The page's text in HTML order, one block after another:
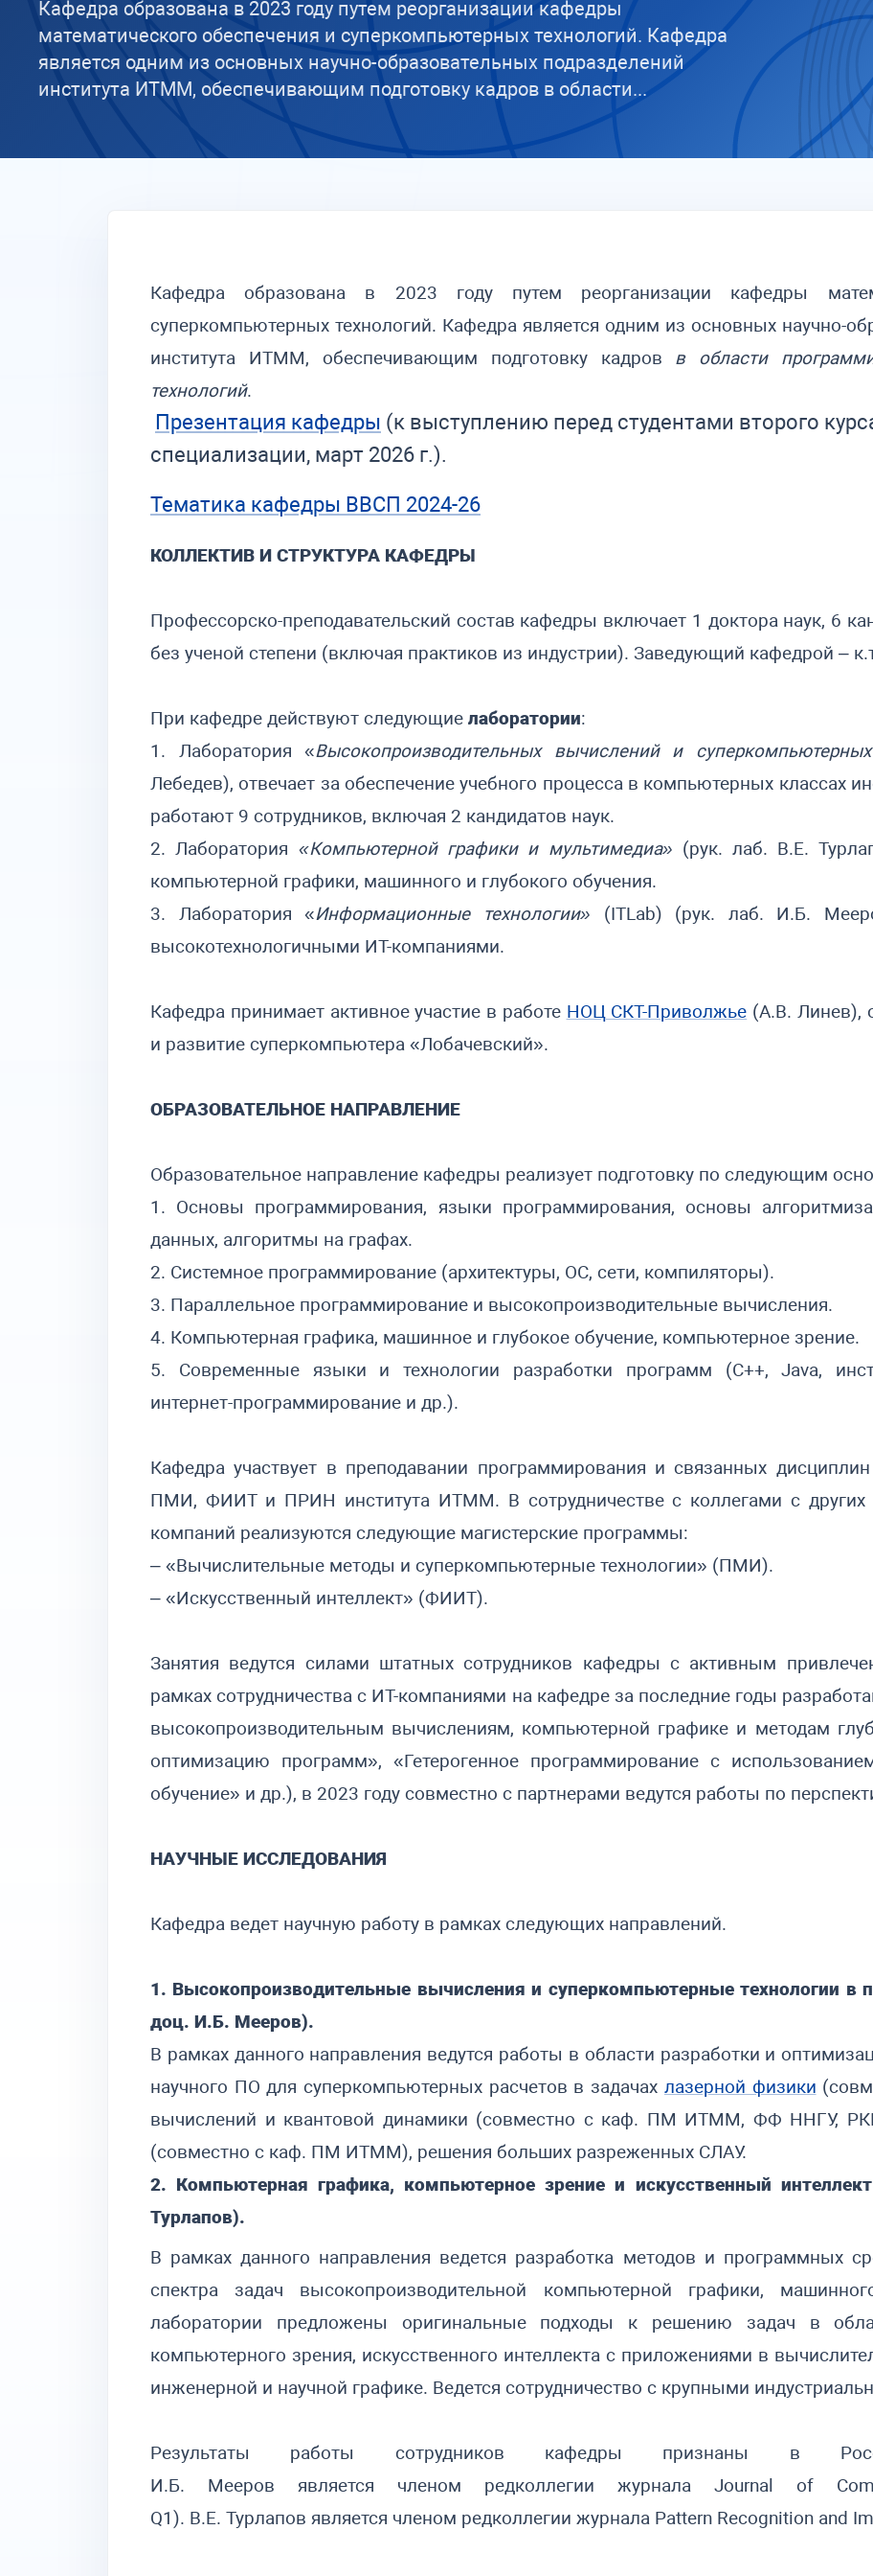
Кафедра образована в 2023 году путем реорганизации кафедры
математического обеспечения и суперкомпьютерных технологий. Кафедра
является одним из основных научно-образовательных подразделений
института ИТММ, обеспечивающим подготовку кадров в области...
Кафедра образована в 2023 году путем реорганизации кафедры
суперкомпьютерных технологий. Кафедра является одним из основных научно-
института ИТММ, обеспечивающим подготовку кадров в области
технологий.
Презентация кафедры (к выступлению перед студентами второго
специализации, март 2026 г.).
Тематика кафедры ВВСП 2024-26
КОЛЛЕКТИВ И СТРУКТУРА КАФЕДРЫ
Профессорско-преподавательский состав кафедры включает 1 доктора наук, 6
без ученой степени (включая практиков из индустрии). Заведующий кафедрой –
При кафедре действуют следующие лаборатории:
1. Лаборатория «Высокопроизводительных вычислений и
Лебедев), отвечает за обеспечение учебного процесса в компьютерных классах
работают 9 сотрудников, включая 2 кандидатов наук.
2. Лаборатория «Компьютерной графики и мультимедиа» (рук. лаб. В.Е.
компьютерной графики, машинного и глубокого обучения.
3. Лаборатория «Информационные технологии» (ITLab) (рук. лаб. И.Б.
высокотехнологичными ИТ-компаниями.
Кафедра принимает активное участие в работе НОЦ СКТ-Приволжье (А.В. Линев),
и развитие суперкомпьютера «Лобачевский».
ОБРАЗОВАТЕЛЬНОЕ НАПРАВЛЕНИЕ
Образовательное направление кафедры реализует подготовку по следующим
1. Основы программирования, языки программирования, основы
данных, алгоритмы на графах.
2. Системное программирование (архитектуры, ОС, сети, компиляторы).
3. Параллельное программирование и высокопроизводительные вычисления.
4. Компьютерная графика, машинное и глубокое обучение, компьютерное зрение.
5. Современные языки и технологии разработки программ (C++,Java,
интернет-программирование и др.).
Кафедра участвует в преподавании программирования и связанных
ПМИ, ФИИТ и ПРИН института ИТММ. В сотрудничестве с коллегами с других
компаний реализуются следующие магистерские программы:
– «Вычислительные методы и суперкомпьютерные технологии» (ПМИ).
– «Искусственный интеллект» (ФИИТ).
Занятия ведутся силами штатных сотрудников кафедры с активным
рамках сотрудничества с ИТ-компаниями на кафедре за последние годы
высокопроизводительным вычислениям, компьютерной графике и методам
оптимизацию программ», «Гетерогенное программирование с
обучение» и др.), в 2023 году совместно с партнерами ведутся работы по
НАУЧНЫЕ ИССЛЕДОВАНИЯ
Кафедра ведет научную работу в рамках следующих направлений.
1. Высокопроизводительные вычисления и суперкомпьютерные технологии в
доц. И.Б. Мееров).
В рамках данного направления ведутся работы в области разработки и
научного ПО для суперкомпьютерных расчетов в задачах лазерной физики
вычислений и квантовой динамики (совместно с каф. ПМ ИТММ, ФФ ННГУ,
(совместно с каф. ПМ ИТММ), решения больших разреженных СЛАУ.
2. Компьютерная графика, компьютерное зрение и искусственный
Турлапов).
В рамках данного направления ведется разработка методов и программных
спектра задач высокопроизводительной компьютерной графики,
лаборатории предложены оригинальные подходы к решению задач в
компьютерного зрения, искусственного интеллекта с приложениями в
инженерной и научной графике. Ведется сотрудничество с крупными
Результаты работы сотрудников кафедры признаны в
И.Б. Мееров является членом редколлегии журнала Journal of
Q1). В.Е. Турлапов является членом редколлегии журнала Pattern Recognition and